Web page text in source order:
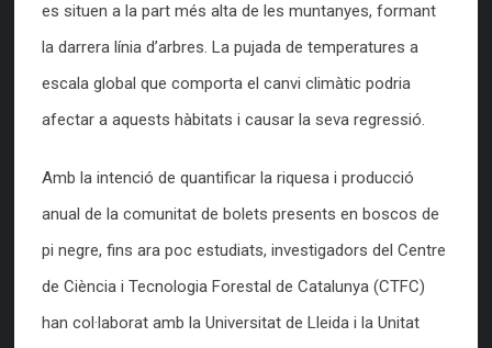
es situen a la part més alta de les muntanyes, formant
la darrera línia d’arbres. La pujada de temperatures a
escala global que comporta el canvi climàtic podria
afectar a aquests hàbitats i causar la seva regressió.
Amb la intenció de quantificar la riquesa i producció
anual de la comunitat de bolets presents en boscos de
pi negre, fins ara poc estudiats, investigadors del Centre
de Ciència i Tecnologia Forestal de Catalunya (CTFC)
han col·laborat amb la Universitat de Lleida i la Unitat